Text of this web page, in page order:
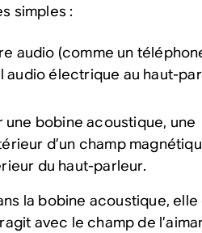
simples :
audio (comme un
audio électrique au haut-
bobine acoustique, une
d’un champ
du haut-parleur.
la bobine acoustique,
avec le champ de